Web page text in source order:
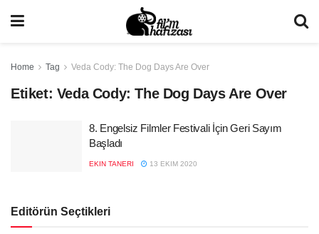
Home Tag Veda Cody: The Dog Days Are Over
Etiket: Veda Cody: The Dog Days Are Over
8. Engelsiz Filmler Festivali İçin Geri Sayım
Başladı
EKIN TANERI 13 EKIM 2020
Editörün Seçtikleri